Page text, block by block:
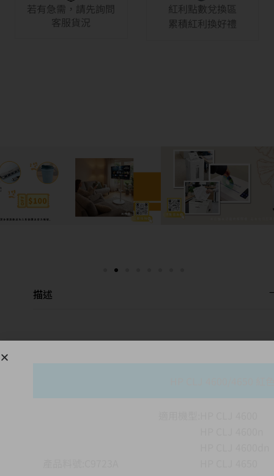
若有急需，請先詢問
客服貨況
紅利點數兌換區
累積紅利換好禮
描述